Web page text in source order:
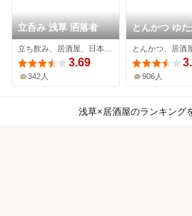
立呑み 浅草 洒落者
3.69
342人
とんかつ ゆ
906人
浅草×居酒屋のランキング